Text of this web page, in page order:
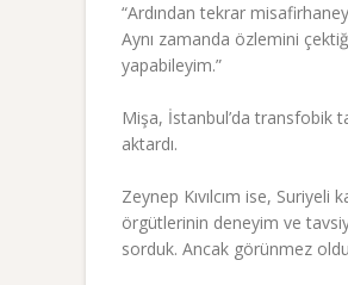
“Ardından tekrar
Aynı zamanda özlemini
yapabileyim.”
Mişa, İstanbul’da transfobik
aktardı.
Zeynep Kıvılcım ise, Suriyeli
örgütlerinin deneyim ve
sorduk. Ancak görünmez